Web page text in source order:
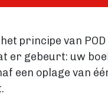
principe van POD
er gebeurt: uw
een oplage van